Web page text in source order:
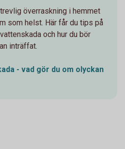
överraskning i hemmet
som helst. Här får du tips på
och hur du bör
inträffat.
- vad gör du om olyckan